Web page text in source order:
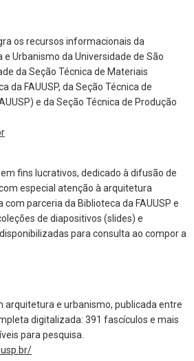
os recursos informacionais da
Urbanismo da Universidade de São
da Seção Técnica de Materiais
da FAUUSP, da Seção Técnica de
e da Seção Técnica de Produção
fins lucrativos, dedicado à difusão de
especial atenção à arquitetura
com parceria da Biblioteca da FAUUSP e
de diapositivos (slides) e
para consulta ao compor a
arquitetura e urbanismo, publicada entre
digitalizada: 391 fascículos e mais
para pesquisa.